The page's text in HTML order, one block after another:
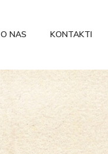
O NAS KONTAKTI